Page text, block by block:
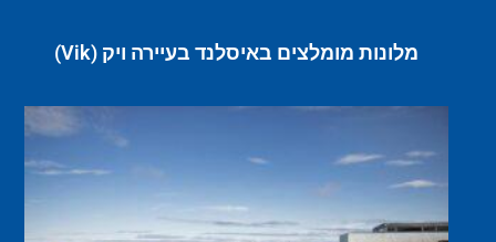
מלונות מומלצים באיסלנד בעיירה ויק (Vik)